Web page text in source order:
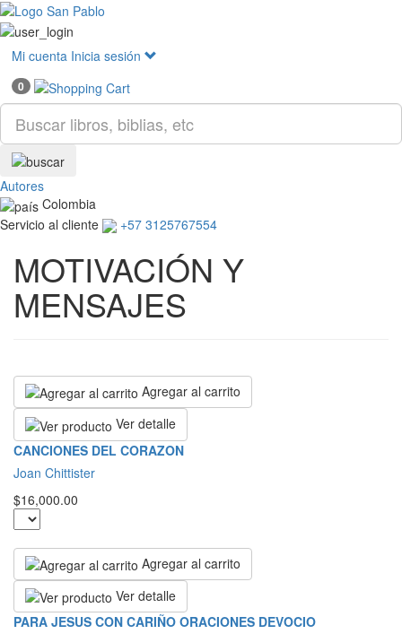
Mi cuenta Inicia sesión
0
Autores
Colombia
Servicio al cliente
+57 3125767554
MOTIVACIÓN Y
MENSAJES
Agregar al carrito
Ver detalle
CANCIONES DEL CORAZON
Joan Chittister
$16,000.00
Agregar al carrito
Ver detalle
PARA JESUS CON CARIÑO ORACIONES DEVOCIO